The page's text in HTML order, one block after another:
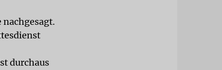
durchaus